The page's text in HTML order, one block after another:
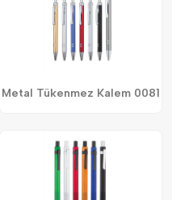
Metal Tükenmez Kalem 0081